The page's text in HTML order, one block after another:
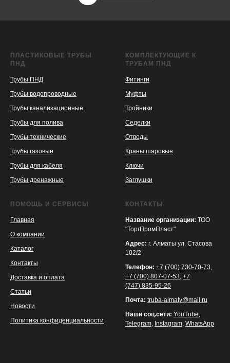
KASPI
SATU
WILDBERRIES
ПЛАСТИКОВЫЕ ТРУБЫ
ПНД
Трубы ПНД
Трубы водопроводные
Трубы канализационные
Трубы для полива
Трубы технические
Трубы газовые
Трубы для кабеля
Трубы дренажные
КОМПЛЕКТУЮЩИЕ К
ТРУБАМ ПНД
Фитинги
Муфты
Тройники
Седелки
Отводы
Краны шаровые
Ключи
Заглушки
ПОМОЩЬ И СЕРВИСЫ
Главная
О компании
Каталог
Контакты
Доставка и оплата
Статьи
Новости
Политика конфиденциальности
КОНТАКТЫ
Название организации: ТОО
"ТоргПромПласт"
Адрес: г. Алматы ул. Стасова
102/2
Телефон: +7 (700) 730-70-73,
+7 (700) 807-07-53, +7
(747) 835-95-26
Почта: truba-almaty@mail.ru
Наши соц.сети: YouTube,
Telegram, Instagram, WhatsApp